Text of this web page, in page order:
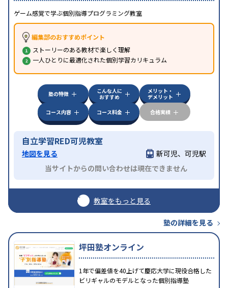
ゲーム感覚で学ぶ個別指導プログラミング教室
編集部のおすすめポイント
ストーリーのある教材で楽しく理解
一人ひとりに最適化された個別学習カリキュラム
塾の特徴
こんな人に
おすすめ
メリット・
デメリット
コース内容
コース料金 合格実績
自立学習RED可児教室
地図を見る
新可児、可児駅
当サイトからの問い合わせは現在できません
教室をもっと見る
塾の詳細を見る
坪田塾オンライン
1年で偏差値を40上げて慶応大学に現役合格した
ビリギャルのモデルとなった個別指導塾